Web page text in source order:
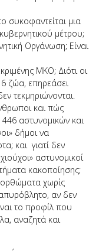
συκοφαντείται μια
μέτρου;
Οργάνωση; Είναι
ΜΚΟ; Διότι οι
ζώα, επηρεάσει
τεκμηριώνονται.
και πώς
αστυνομικών και
δήμοι να
και γιατί δεν
αστυνομικοί
κακοποίησης;
χωρίς
αν δεν
το προφίλ που
αναζητά και